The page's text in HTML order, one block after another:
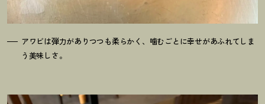
アワビは弾力がありつつも柔らかく、噛むごとに幸せがあふれてしま
う美味しさ。